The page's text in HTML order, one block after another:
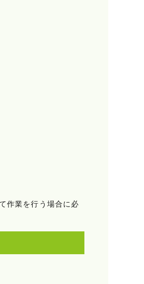
作業を行う場合に必